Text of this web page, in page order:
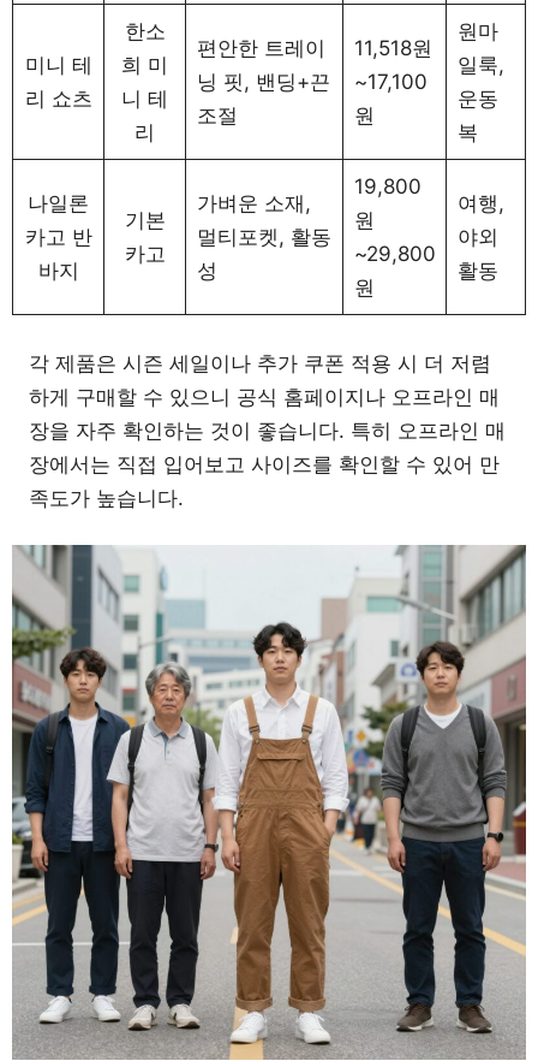
미니 테
리 쇼츠
한소
희 미
니 테
리
편안한 트레이
닝 핏, 밴딩+끈
조절
11,518원
~17,100
원
원마
일룩,
운동
복
나일론
카고 반
바지
기본
카고
가벼운 소재,
멀티포켓, 활동
성
19,800
원
~29,800
원
여행,
야외
활동
각 제품은 시즌 세일이나 추가 쿠폰 적용 시 더 저렴
하게 구매할 수 있으니 공식 홈페이지나 오프라인 매
장을 자주 확인하는 것이 좋습니다. 특히 오프라인 매
장에서는 직접 입어보고 사이즈를 확인할 수 있어 만
족도가 높습니다.